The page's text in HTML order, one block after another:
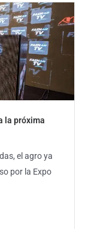
la próxima
el agro ya
por la Expo